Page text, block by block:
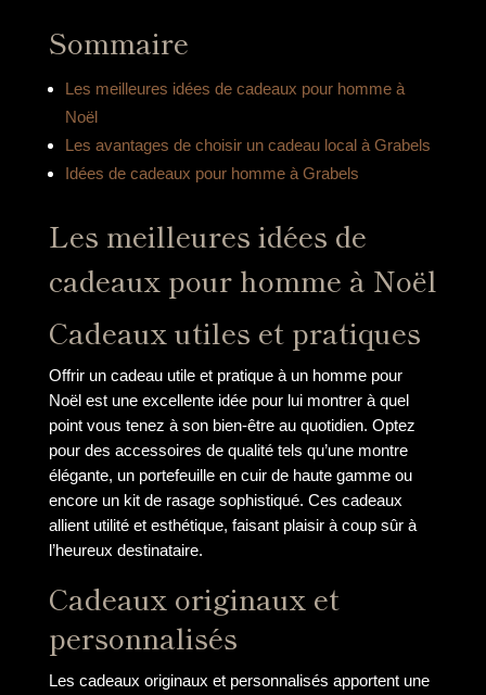
Sommaire
Les meilleures idées de cadeaux pour homme à
Noël
Les avantages de choisir un cadeau local à Grabels
Idées de cadeaux pour homme à Grabels
Les meilleures idées de
cadeaux pour homme à Noël
Cadeaux utiles et pratiques
Offrir un cadeau utile et pratique à un homme pour
Noël est une excellente idée pour lui montrer à quel
point vous tenez à son bien-être au quotidien. Optez
pour des accessoires de qualité tels qu’une montre
élégante, un portefeuille en cuir de haute gamme ou
encore un kit de rasage sophistiqué. Ces cadeaux
allient utilité et esthétique, faisant plaisir à coup sûr à
l’heureux destinataire.
Cadeaux originaux et
personnalisés
Les cadeaux originaux et personnalisés apportent une